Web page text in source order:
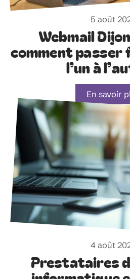
5 août
Webmail
comment passer
l’un à
En savoir
4 août
Prestataires